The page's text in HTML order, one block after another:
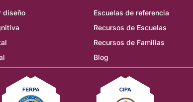
diseño
Escuelas de referencia
Recursos de Escuelas
Recursos de Familias
Blog